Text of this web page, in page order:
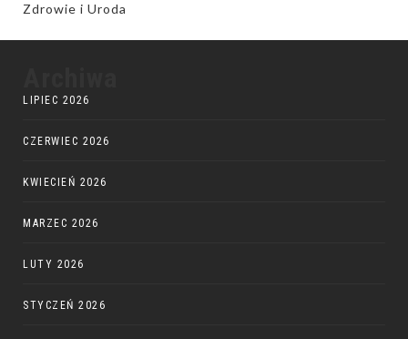
Zdrowie i Uroda
LIPIEC 2026
CZERWIEC 2026
KWIECIEŃ 2026
MARZEC 2026
LUTY 2026
STYCZEŃ 2026